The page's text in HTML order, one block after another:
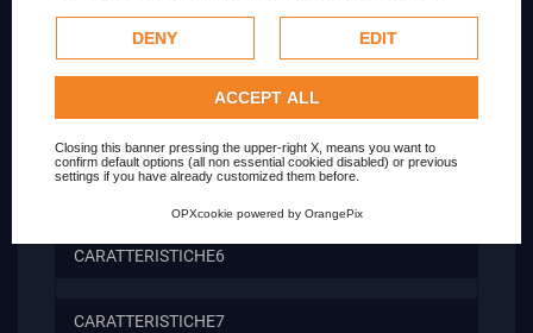
Google uses collected data, please refer toGoogle's
Privacy Policy.
Check our extended cookie policy.
DENY EDIT
ACCEPT ALL
Closing this banner pressing the upper-right X, means you want to
confirm default options (all non essential cookied disabled) or previous
settings if you have already customized them before.
OPXcookie powered by OrangePix
CARATTERISTICHE3
CARATTERISTICHE4
CARATTERISTICHE6
CARATTERISTICHE7